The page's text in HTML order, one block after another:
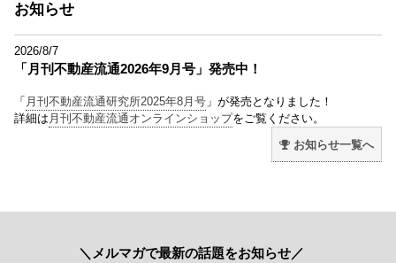
お知らせ
2026/8/7
「月刊不動産流通2026年9月号」発売中！
「 月刊不動産流通研究所2025年8月号 」が発売となりました！
詳細は 月刊不動産流通オンラインショップをご覧ください。
お知らせ一覧へ
＼メルマガで最新の話題をお知らせ／